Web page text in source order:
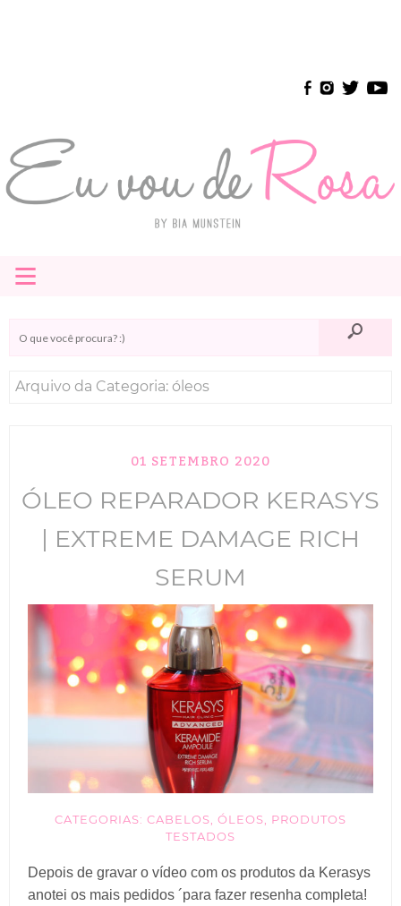
≡
E-BOOK
INSTAGRAM
CABELOS
MAQUIAGEM
Arquivo da Categoria: óleos
01 SETEMBRO 2020
ÓLEO REPARADOR KERASYS
| EXTREME DAMAGE RICH
SERUM
CATEGORIAS: CABELOS,ÓLEOS, PRODUTOS
TESTADOS
Depois de gravar o vídeo com os produtos da Kerasys
anotei os mais pedidos ´para fazer resenha completa!